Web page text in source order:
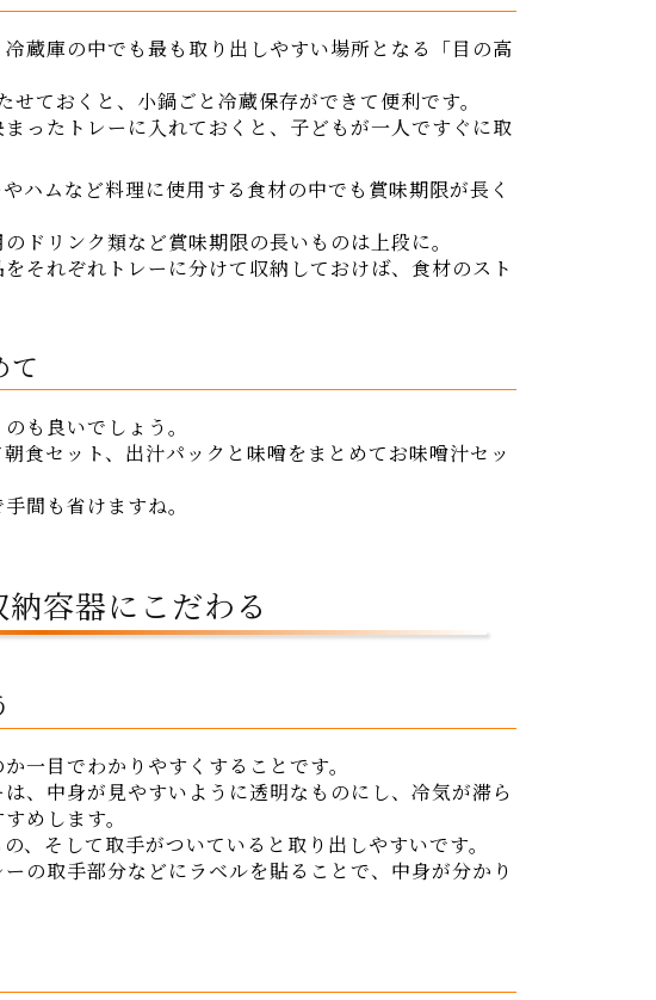
蔵庫の中でも最も取り出しやすい場所となる「目の高
ておくと、小鍋ごと冷蔵保存ができて便利です。
ったトレーに入れておくと、子どもが一人ですぐに取
ハムなど料理に使用する食材の中でも賞味期限が長く
ドリンク類など賞味期限の長いものは上段に。
それぞれトレーに分けて収納しておけば、食材のスト
て
も良いでしょう。
食セット、出汁パックと味噌をまとめてお味噌汁セッ
間も省けますね。
容器にこだわる
一目でわかりやすくすることです。
、中身が見やすいように透明なものにし、冷気が滞ら
めします。
、そして取手がついていると取り出しやすいです。
の取手部分などにラベルを貼ることで、中身が分かり